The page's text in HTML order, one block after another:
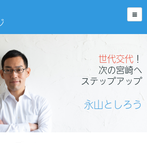
世代交代 ！
次の宮崎へ
ステップアップ
永山としろう